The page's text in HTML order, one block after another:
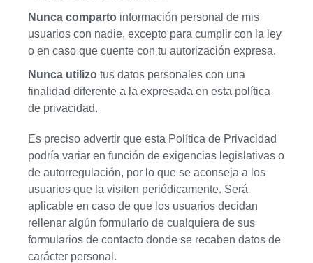
Nunca comparto información personal de mis
usuarios con nadie, excepto para cumplir con la ley
o en caso que cuente con tu autorización expresa.
Nunca utilizo tus datos personales con una
finalidad diferente a la expresada en esta política
de privacidad.
Es preciso advertir que esta Política de Privacidad
podría variar en función de exigencias legislativas o
de autorregulación, por lo que se aconseja a los
usuarios que la visiten periódicamente. Será
aplicable en caso de que los usuarios decidan
rellenar algún formulario de cualquiera de sus
formularios de contacto donde se recaben datos de
carácter personal.